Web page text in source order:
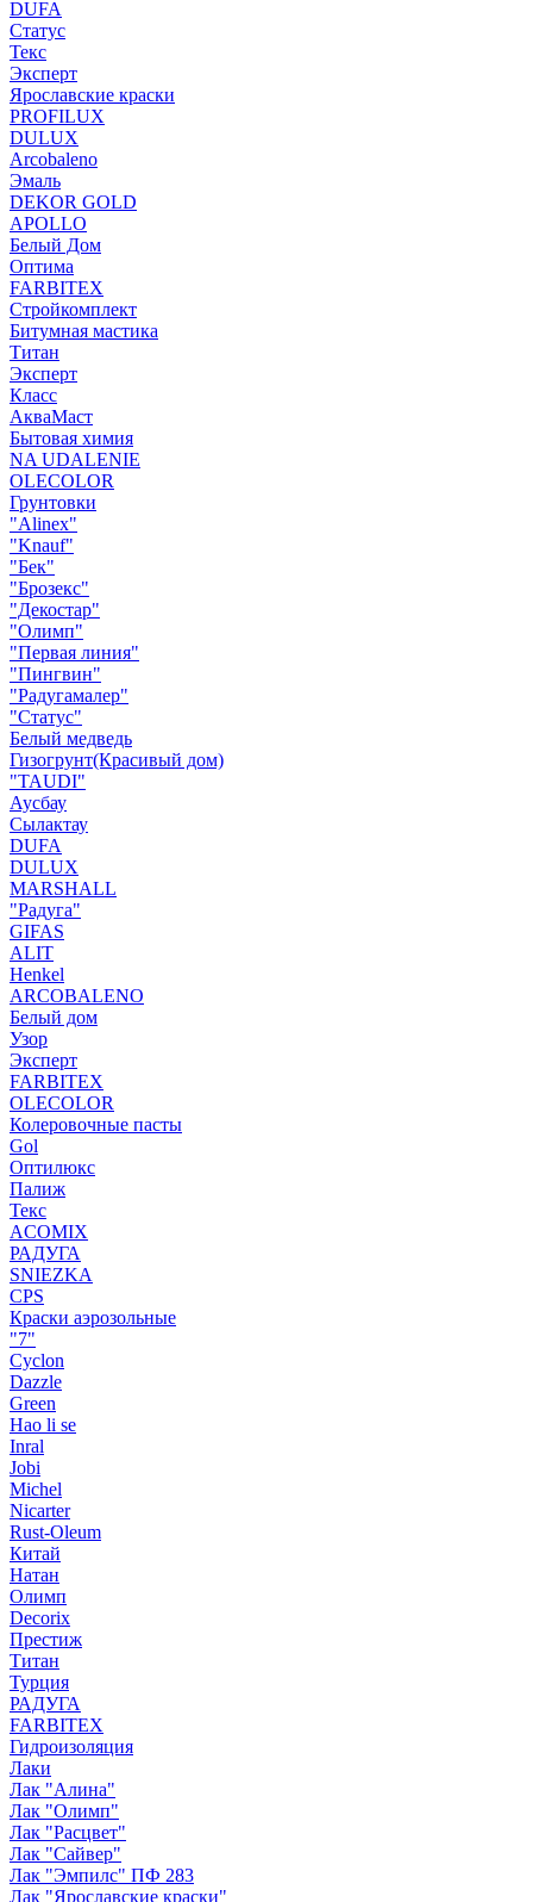
DUFA
Статус
Текс
Эксперт
Ярославские краски
PROFILUX
DULUX
Arcobaleno
Эмаль
DEKOR GOLD
APOLLO
Белый Дом
Оптима
FARBITEX
Стройкомплект
Битумная мастика
Титан
Эксперт
Класс
АкваМаст
Бытовая химия
NA UDALENIE
OLECOLOR
Грунтовки
"Alinex"
"Knauf"
"Бек"
"Брозекс"
"Декостар"
"Олимп"
"Первая линия"
"Пингвин"
"Радугамалер"
"Статус"
Белый медведь
Гизогрунт(Красивый дом)
"TAUDI"
Аусбау
Сылактау
DUFA
DULUX
MARSHALL
"Радуга"
GIFAS
ALIT
Henkel
ARCOBALENO
Белый дом
Узор
Эксперт
FARBITEX
OLECOLOR
Колеровочные пасты
Gol
Оптилюкс
Палиж
Текс
ACOMIX
РАДУГА
SNIEZKA
CPS
Краски аэрозольные
"7"
Cyclon
Dazzle
Green
Hao li se
Inral
Jobi
Michel
Nicarter
Rust-Oleum
Китай
Натан
Олимп
Decorix
Престиж
Титан
Турция
РАДУГА
FARBITEX
Гидроизоляция
Лаки
Лак "Алина"
Лак "Олимп"
Лак "Расцвет"
Лак "Сайвер"
Лак "Эмпилс" ПФ 283
Лак "Ярославские краски"